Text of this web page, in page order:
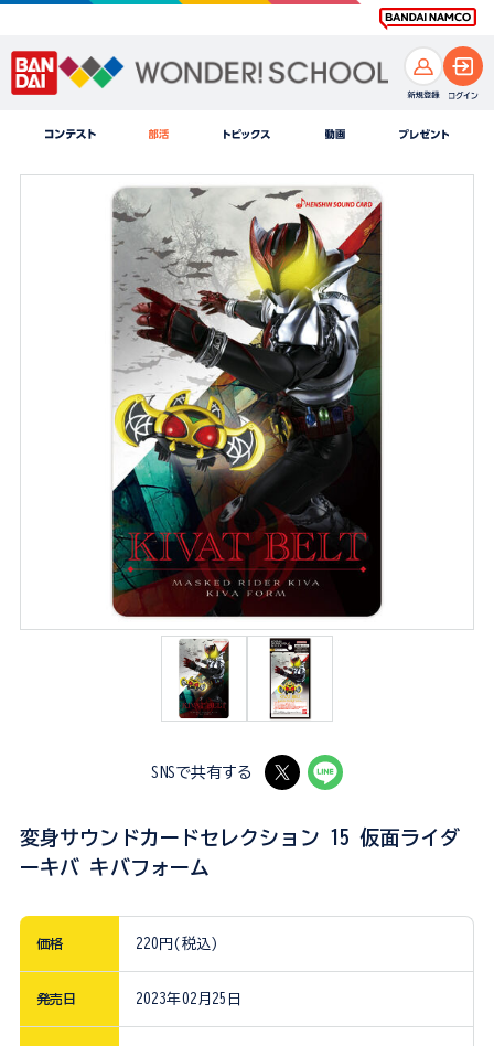
SNSで共有する
変身サウンドカードセレクション 15 仮面ライダ
ーキバ キバフォーム
価格 220円(税込)
発売日 2023年02月25日